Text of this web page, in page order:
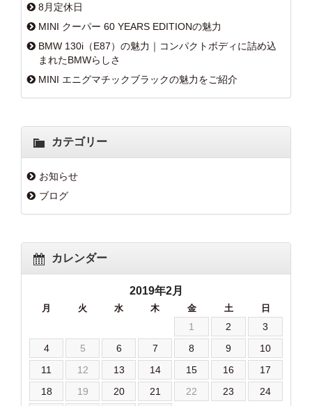
8月定休日
MINI クーパー 60 YEARS EDITIONの魅力
BMW 130i（E87）の魅力｜コンパクトボディに詰め込
まれたBMWらしさ
MINI エニグマチックブラックの魅力をご紹介
カテゴリー
お知らせ
ブログ
カレンダー
2019年2月
月 火 水 木 金 土 日
1 2
3
4
5 6 7 8 9
10
11
12 13 14 15 16
17
18
19 20 21 22 23
24